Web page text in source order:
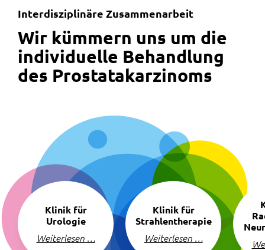
Interdisziplinäre Zusammenarbeit
:
Wir kümmern uns um die
individuelle Behandlung
des Prostatakarzinoms
Navigation
überspringen
Klinik für
Urologie
Weiterlesen …
Klinik für
Strahlentherapie
Weiterlesen …